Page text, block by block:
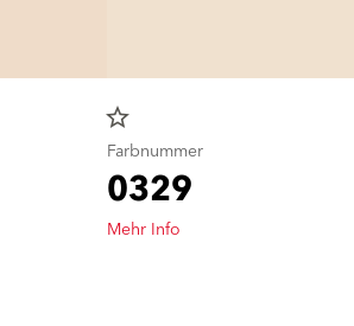
star_border
Farbnummer
0329
Mehr Info